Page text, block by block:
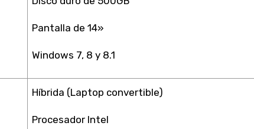
Pantalla de 14»
Windows 7, 8 y 8.1
Híbrida (Laptop convertible)
Procesador Intel